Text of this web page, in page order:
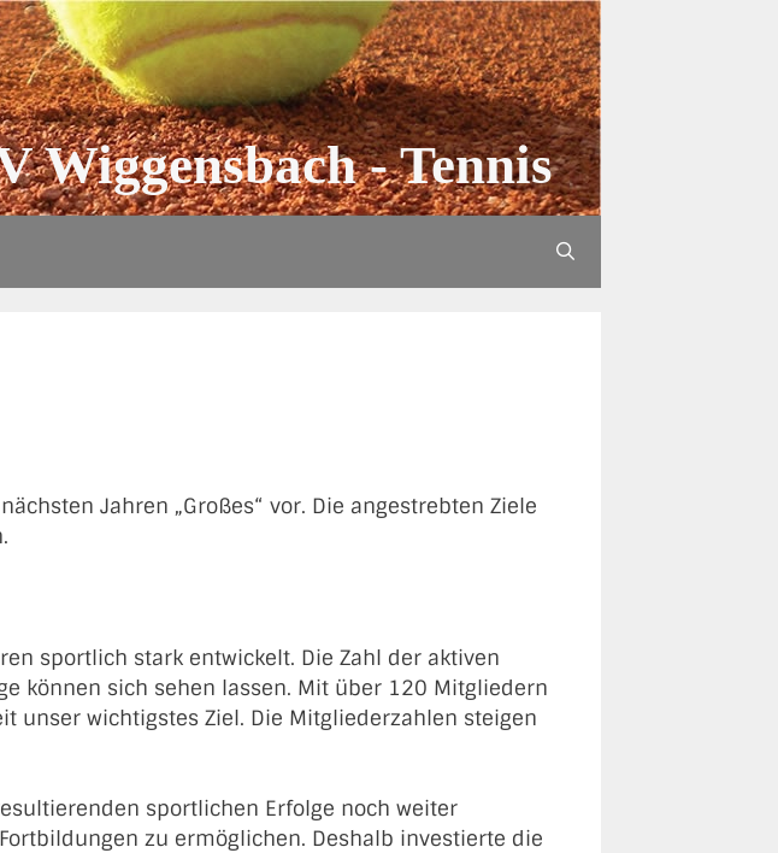
Wiggensbach - Tennis
Jahren „Großes“ vor. Die angestrebten Ziele
sportlich stark entwickelt. Die Zahl der aktiven
können sich sehen lassen. Mit über 120 Mitgliedern
unser wichtigstes Ziel. Die Mitgliederzahlen steigen
sportlichen Erfolge noch weiter
zu ermöglichen. Deshalb investierte die